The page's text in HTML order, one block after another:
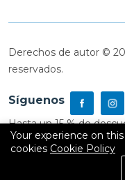
Derechos de autor ©
reservados.
Síguenos
Hasta un 15 % de
Your experience on
cookies Cookie Policy